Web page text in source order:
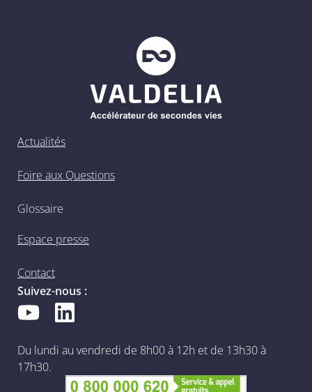
Actualités
Foire aux Questions
Glossaire
Espace presse
Contact
Suivez-nous :
Du lundi au vendredi de 8h00 à 12h et de 13h30 à
17h30.